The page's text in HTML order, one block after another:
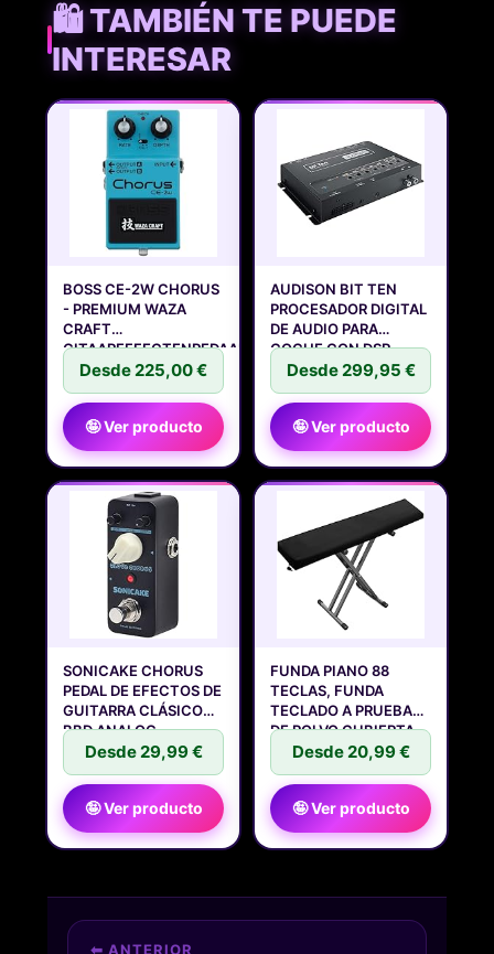
🛍️ TAMBIÉN TE PUEDE
INTERESAR
BOSS CE-2W CHORUS
- PREMIUM WAZA
CRAFT
GITAAREFFECTENPEDAAL
MET
Desde 225,00 €
🤪 Ver producto
AUDISON BIT TEN
PROCESADOR DIGITAL
DE AUDIO PARA
COCHE CON DSP
Desde 299,95 €
🤪 Ver producto
SONICAKE CHORUS
PEDAL DE EFECTOS DE
GUITARRA CLÁSICO
BBD ANALOG
Desde 29,99 €
🤪 Ver producto
FUNDA PIANO 88
TECLAS, FUNDA
TECLADO A PRUEBA
DE POLVO CUBIERTA
Desde 20,99 €
🤪 Ver producto
⬅ ANTERIOR